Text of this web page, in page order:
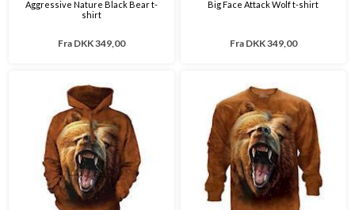
Aggressive Nature Black Bear t-
shirt
Fra DKK 349,00
Big Face Attack Wolf t-shirt
Fra DKK 349,00